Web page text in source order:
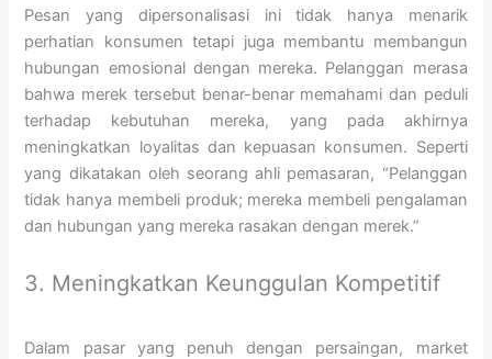
Pesan yang dipersonalisasi ini tidak hanya menarik
perhatian konsumen tetapi juga membantu membangun
hubungan emosional dengan mereka. Pelanggan merasa
bahwa merek tersebut benar-benar memahami dan peduli
terhadap kebutuhan mereka, yang pada akhirnya
meningkatkan loyalitas dan kepuasan konsumen. Seperti
yang dikatakan oleh seorang ahli pemasaran, “Pelanggan
tidak hanya membeli produk; mereka membeli pengalaman
dan hubungan yang mereka rasakan dengan merek.”
3. Meningkatkan Keunggulan Kompetitif
Dalam pasar yang penuh dengan persaingan, market